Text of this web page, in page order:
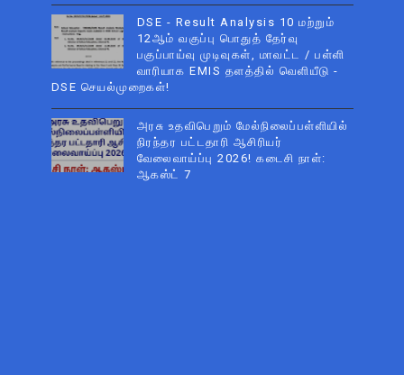
DSE - Result Analysis 10 மற்றும்
12ஆம் வகுப்பு பொதுத் தேர்வு
பகுப்பாய்வு முடிவுகள், மாவட்ட / பள்ளி
வாரியாக EMIS தளத்தில் வெளியீடு -
DSE செயல்முறைகள்!
அரசு உதவிபெறும் மேல்நிலைப்பள்ளியில்
நிரந்தர பட்டதாரி ஆசிரியர்
வேலைவாய்ப்பு 2026! கடைசி நாள்:
ஆகஸ்ட் 7